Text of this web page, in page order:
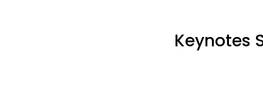
Keynotes